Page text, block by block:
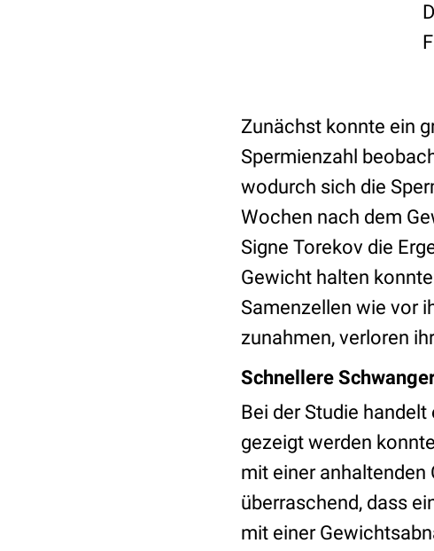
Zunächst konnte ein
Spermienzahl
wodurch sich die
Wochen nach dem
Signe Torekov die
Gewicht halten
Samenzellen wie vor
zunahmen, verloren
Schnellere
Bei der Studie
gezeigt werden
mit einer anhaltenden
überraschend, dass
mit einer